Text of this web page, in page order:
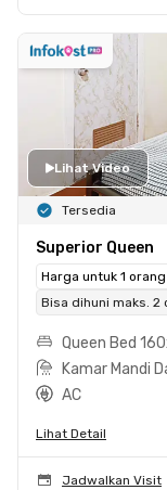
Lihat Video
Tersedia
Superior Queen
Harga untuk 1 orang
Bisa dihuni maks. 2
Queen Bed
Kamar Mandi
AC
Lihat Detail
Jadwalkan Visit